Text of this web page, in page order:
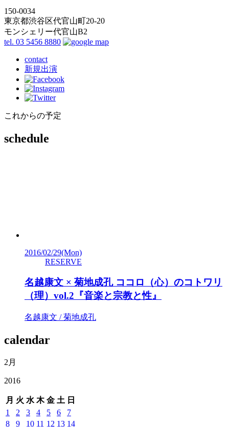
150-0034
東京都渋谷区代官山町20-20
モンシェリー代官山B2
tel. 03 5456 8880
contact
新規出演
これからの予定
schedule
2016/02/29(Mon)
RESERVE
名越康文 × 菊地成孔 ココロ（心）のコトワリ
（理）vol.2『音楽と宗教と性』
名越康文 / 菊地成孔
calendar
2月
2016
月 火 水 木 金 土 日
1 2 3 4 5 6
7
8
9 10 11 12 13 14